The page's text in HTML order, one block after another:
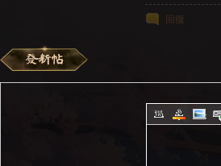
回復